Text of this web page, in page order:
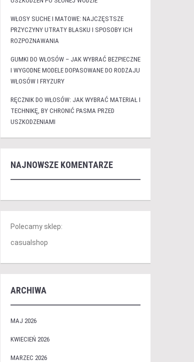
WŁOSY SUCHE I MATOWE: NAJCZĘSTSZE
PRZYCZYNY UTRATY BLASKU I SPOSOBY ICH
ROZPOZNAWANIA
GUMKI DO WŁOSÓW – JAK WYBRAĆ BEZPIECZNE
I WYGODNE MODELE DOPASOWANE DO RODZAJU
WŁOSÓW I FRYZURY
RĘCZNIK DO WŁOSÓW: JAK WYBRAĆ MATERIAŁ I
TECHNIKĘ, BY CHRONIĆ PASMA PRZED
USZKODZENIAMI
NAJNOWSZE KOMENTARZE
Polecamy sklep:
casualshop
ARCHIWA
MAJ 2026
KWIECIEŃ 2026
MARZEC 2026